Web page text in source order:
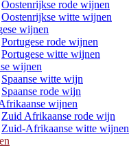
Oostenrijkse rode wijnen
Oostenrijkse witte wijnen
wijnen
Portugese rode wijnen
Portugese witte wijnen
wijnen
Spaanse witte wijn
Spaanse rode wijn
wijnen
Zuid Afrikaanse rode wijn
Zuid-Afrikaanse witte wijnen